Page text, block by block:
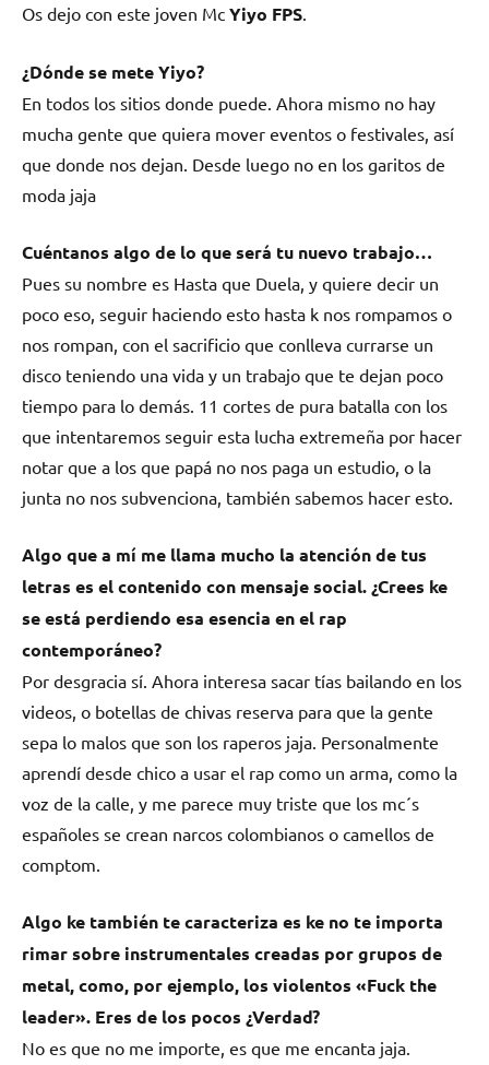
Os dejo con este joven Mc Yiyo FPS
¿Dónde se mete Yiyo?
En todos los sitios donde puede. Ahora mismo no hay
mucha gente que quiera mover eventos o festivales, así
que donde nos dejan. Desde luego no en los garitos de
moda jaja
Cuéntanos algo de lo que será tu nuevo trabajo…
Pues su nombre es Hasta que Duela, y quiere decir un
poco eso, seguir haciendo esto hasta k nos rompamos o
nos rompan, con el sacrificio que conlleva currarse un
disco teniendo una vida y un trabajo que te dejan poco
tiempo para lo demás. 11 cortes de pura batalla con los
que intentaremos seguir esta lucha extremeña por hacer
notar que a los que papá no nos paga un estudio, o la
junta no nos subvenciona, también sabemos hacer esto.
Algo que a mí me llama mucho la atención de tus
letras es el contenido con mensaje social. ¿Crees ke
se está perdiendo esa esencia en el rap
contemporáneo?
Por desgracia sí. Ahora interesa sacar tías bailando en los
videos, o botellas de chivas reserva para que la gente
sepa lo malos que son los raperos jaja. Personalmente
aprendí desde chico a usar el rap como un arma, como la
voz de la calle, y me parece muy triste que los mc´s
españoles se crean narcos colombianos o camellos de
comptom.
Algo ke también te caracteriza es ke no te importa
rimar sobre instrumentales creadas por grupos de
metal, como, por ejemplo, los violentos «Fuck the
leader». Eres de los pocos ¿Verdad?
No es que no me importe, es que me encanta jaja.